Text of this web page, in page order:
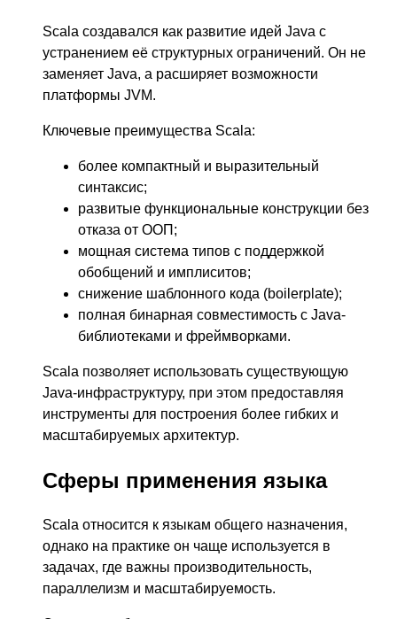
Scala создавался как развитие идей Java с
устранением её структурных ограничений. Он не
заменяет Java, а расширяет возможности
платформы JVM.
Ключевые преимущества Scala:
более компактный и выразительный
синтаксис;
развитые функциональные конструкции без
отказа от ООП;
мощная система типов с поддержкой
обобщений и имплиситов;
снижение шаблонного кода (boilerplate);
полная бинарная совместимость с Java-
библиотеками и фреймворками.
Scala позволяет использовать существующую
Java-инфраструктуру, при этом предоставляя
инструменты для построения более гибких и
масштабируемых архитектур.
Сферы применения языка
Scala относится к языкам общего назначения,
однако на практике он чаще используется в
задачах, где важны производительность,
параллелизм и масштабируемость.